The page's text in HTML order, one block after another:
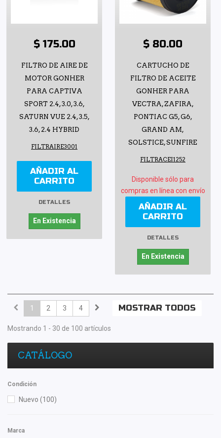
$ 175.00
FILTRO DE AIRE DE
MOTOR GONHER
PARA CAPTIVA
SPORT 2.4, 3.0, 3.6,
SATURN VUE 2.4, 3.5,
3.6, 2.4 HYBRID
FILTRAIRE3001
AÑADIR AL
CARRITO
DETALLES
En Existencia
$ 80.00
CARTUCHO DE
FILTRO DE ACEITE
GONHER PARA
VECTRA, ZAFIRA,
PONTIAC G5, G6,
GRAND AM,
SOLSTICE, SUNFIRE
FILTRACEI1252
Disponible sólo para
compras en línea con envío
AÑADIR AL
CARRITO
DETALLES
En Existencia
MOSTRAR TODOS
1 2 3 4
Mostrando 1 - 30 de 100 artículos
CATÁLOGO
Condición
Nuevo (100)
Marca